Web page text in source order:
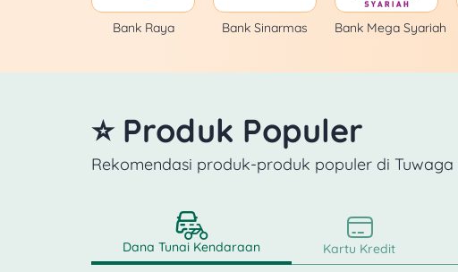
Bank Raya Bank Sinarmas Bank Mega Syariah
⭐ Produk Populer
Rekomendasi produk-produk populer di Tuwaga
Dana Tunai Kendaraan Kartu Kredit